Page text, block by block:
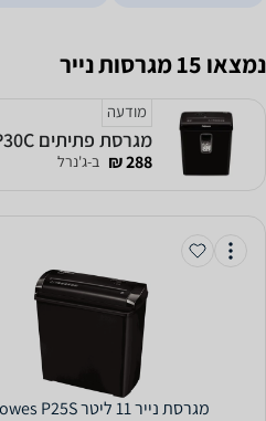
נמצאו 15 מגרסות נייר
מודעה
מגרסת פתיתים Fellowes Powershred® P30C
288 ₪ ב-ג'נרל
מגרסת נייר ‏11 ‏ליטר Fellowes P25S